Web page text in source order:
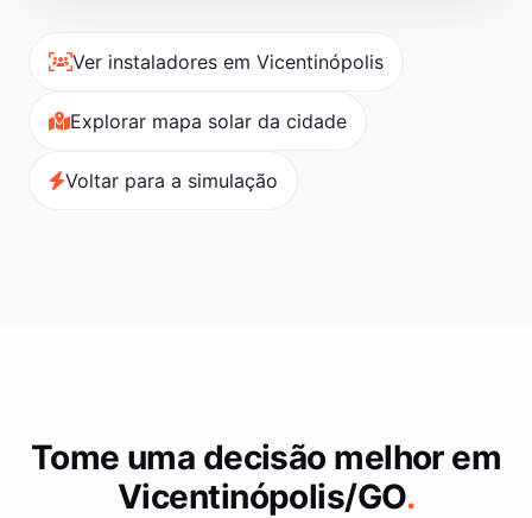
Ver instaladores em Vicentinópolis
Explorar mapa solar da cidade
Voltar para a simulação
Tome uma decisão melhor em
Vicentinópolis/GO.